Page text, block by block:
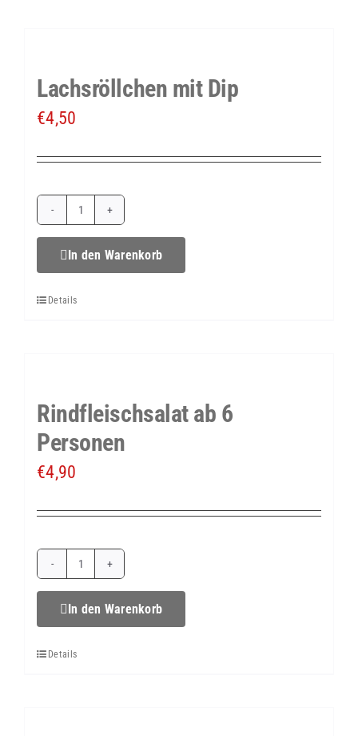
Lachsröllchen mit Dip
€4,50
Lachsröllchen
mit
In den Warenkorb
Details
Rindfleischsalat ab 6
Personen
€4,90
Rindfleischsalat
ab
In den Warenkorb
Details